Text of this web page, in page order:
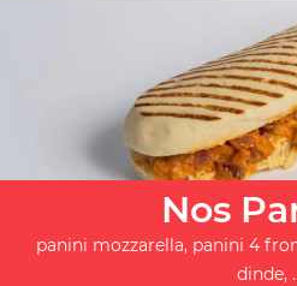
Nos
panini mozzarella, panini 4
dinde,